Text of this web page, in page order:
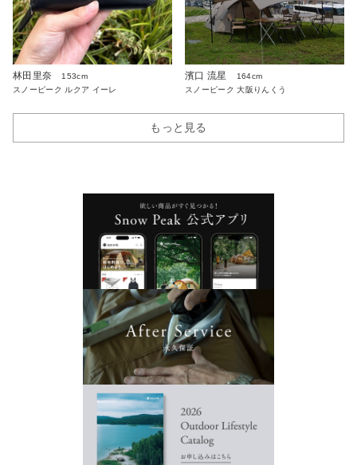
林田里奈
153cm
スノーピーク ルクア イーレ
濱口 流星
164cm
スノーピーク 大阪りんくう
もっと見る